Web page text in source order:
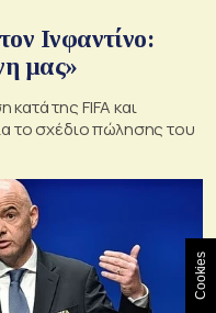
Ινφαντίνο:
μας»
της FIFA και
το σχέδιο πώλησης του
Cookies